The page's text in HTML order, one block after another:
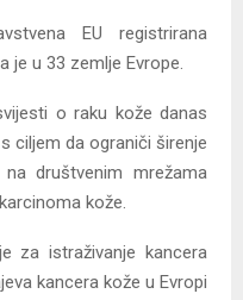
EU registrirana
je u 33 zemlje Evrope.
o raku kože danas
ciljem da ograniči širenje
društvenim mrežama
kože.
za istraživanje kancera
kancera kože u Evropi